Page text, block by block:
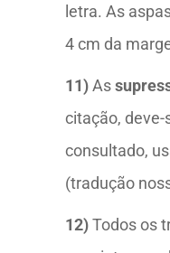
letra. As
4 cm da
11)As
citação,
consultado,
(tradução
12)Todos os